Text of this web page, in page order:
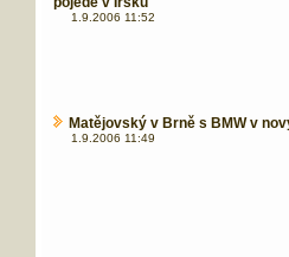
1.9.2006 11:52
Matějovský v Brně s BMW v
1.9.2006 11:49